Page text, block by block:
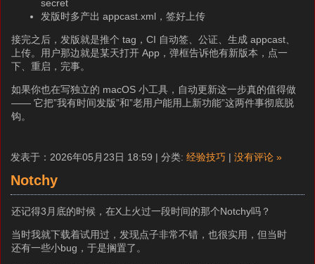
secret
发版时多产出 appcast.xml，签好上传
接完之后，发版就是推个 tag，CI 自动签、公证、生成 appcast、
上传。用户那边就是某天打开 App，弹框告诉他有新版本，点一
下、重启，完事。
如果你也在写独立的 macOS 小工具，自动更新这一步真的值得做
—— 它把”我有时间发版”和”老用户能用上新功能”这两件事彻底脱
钩。
发表于：2026年05月23日 18:59 | 分类: 经验技巧 | 没有评论 »
Notchy
还记得3月底的时候，在X上火过一段时间的那个Notchy吗？
当时我就下载着试用过，发现点子非常不错，也很实用，但当时
还有一些小bug，于是搁置了。